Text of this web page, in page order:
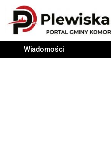
Wiadomości